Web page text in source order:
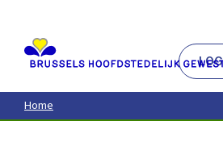
contenu
principal
Home